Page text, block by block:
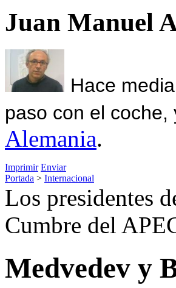
Juan Manuel
Hace
paso con el
Alemania.
Imprimir Enviar
Portada > Internacional
Los presidentes
Cumbre del
Medvedev y